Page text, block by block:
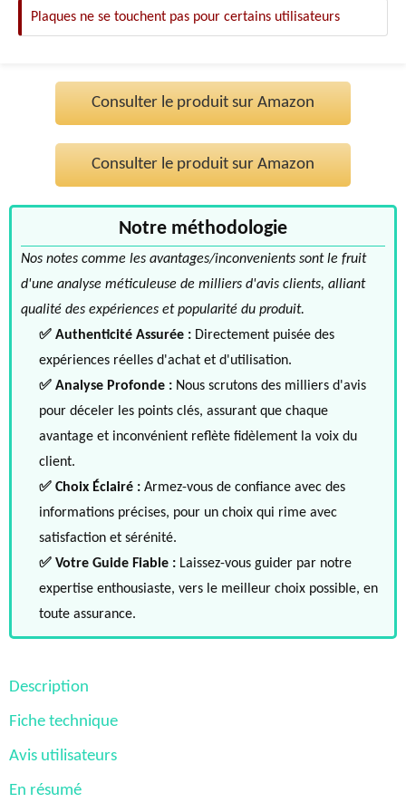
Plaques ne se touchent pas pour certains utilisateurs
Consulter le produit sur Amazon
Consulter le produit sur Amazon
Notre méthodologie
Nos notes comme les avantages/inconvenients sont le fruit
d'une analyse méticuleuse de milliers d'avis clients, alliant
qualité des expériences et popularité du produit.
✅ Authenticité Assurée : Directement puisée des
expériences réelles d'achat et d'utilisation.
✅ Analyse Profonde : Nous scrutons des milliers d'avis
pour déceler les points clés, assurant que chaque
avantage et inconvénient reflète fidèlement la voix du
client.
✅ Choix Éclairé : Armez-vous de confiance avec des
informations précises, pour un choix qui rime avec
satisfaction et sérénité.
✅ Votre Guide Fiable : Laissez-vous guider par notre
expertise enthousiaste, vers le meilleur choix possible, en
toute assurance.
Description
Fiche technique
Avis utilisateurs
En résumé